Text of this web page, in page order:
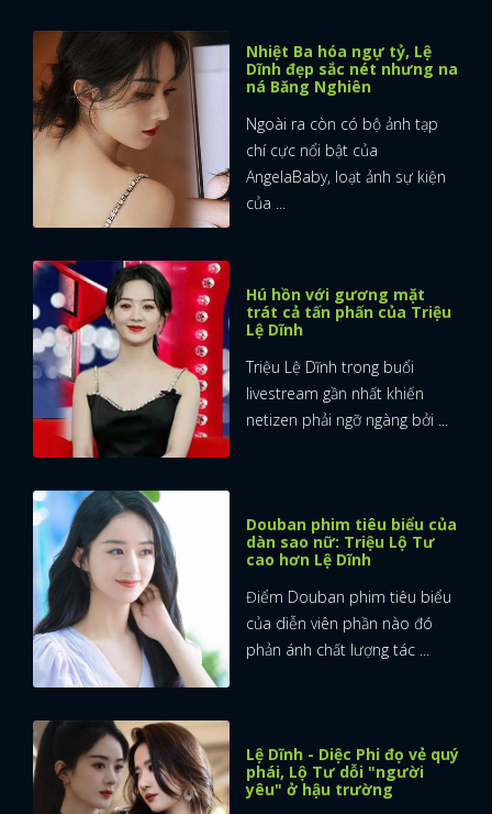
Nhiệt Ba hóa ngự tỷ, Lệ
Dĩnh đẹp sắc nét nhưng na
ná Băng Nghiên
Ngoài ra còn có bộ ảnh tạp
chí cực nổi bật của
AngelaBaby, loạt ảnh sự kiện
của ...
Hú hồn với gương mặt
trát cả tấn phấn của Triệu
Lệ Dĩnh
Triệu Lệ Dĩnh trong buổi
livestream gần nhất khiến
netizen phải ngỡ ngàng bởi ...
Douban phim tiêu biểu của
dàn sao nữ: Triệu Lộ Tư
cao hơn Lệ Dĩnh
Điểm Douban phim tiêu biểu
của diễn viên phần nào đó
phản ánh chất lượng tác ...
Lệ Dĩnh - Diệc Phi đọ vẻ quý
phái, Lộ Tư dỗi "người
yêu" ở hậu trường